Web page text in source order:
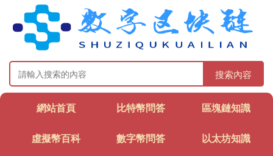
搜索內容
網站首頁 比特幣問答 區塊鏈知識
虛擬幣百科 數字幣問答 以太坊知識